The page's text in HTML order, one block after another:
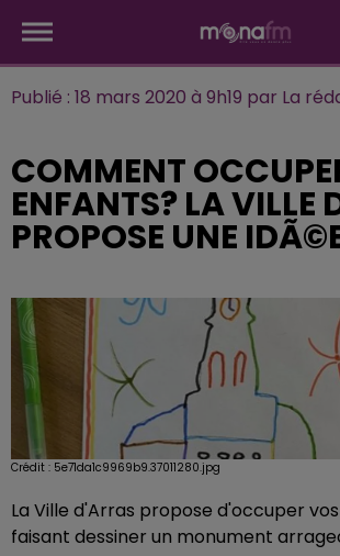
Publié : 18 mars 2020 à 9h19 par La
COMMENT
ENFANTS? LA VILLE
PROPOSE UNE
Crédit : 5e71da1c9969b9.37011280.jpg
La Ville d'Arras propose d'occuper
faisant dessiner un monument